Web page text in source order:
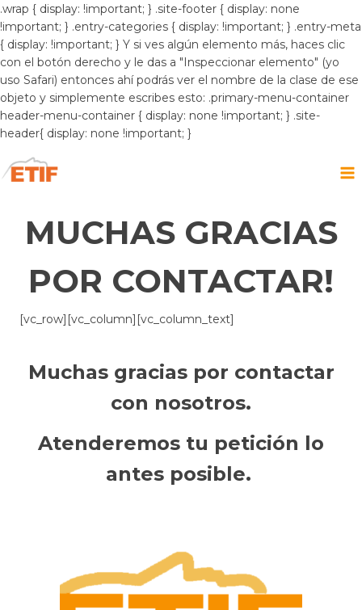
.wrap { display: !important; } .site-footer { display: none
!important; } .entry-categories { display: !important; } .entry-meta
{ display: !important; } Y si ves algún elemento más, haces clic
con el botón derecho y le das a "Inspeccionar elemento" (yo
uso Safari) entonces ahí podrás ver el nombre de la clase de ese
objeto y simplemente escribes esto: .primary-menu-container
header-menu-container { display: none !important; } .site-
header{ display: none !important; }
al
contenido
MUCHAS GRACIAS
POR CONTACTAR!
[vc_row][vc_column][vc_column_text]
Muchas gracias por contactar
con nosotros.
Atenderemos tu petición lo
antes posible.